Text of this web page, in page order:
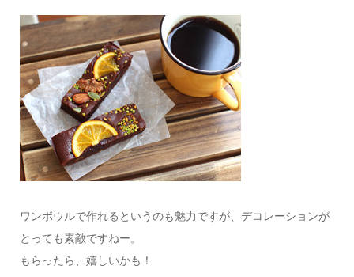
ワンボウルで作れるというのも魅力ですが、デコレーションが
とっても素敵ですねー。
もらったら、嬉しいかも！